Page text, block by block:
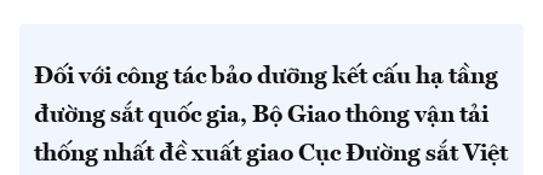
Đối với công tác bảo dưỡng kết cấu hạ tầng
đường sắt quốc gia, Bộ Giao thông vận tải
thống nhất đề xuất giao Cục Đường sắt Việt